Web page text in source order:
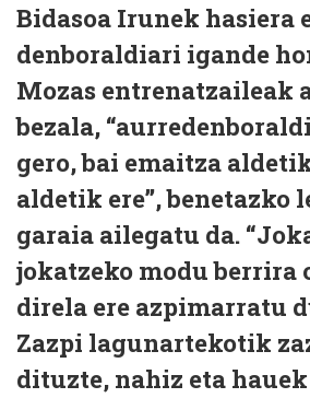
Bidasoa Irunek hasiera
denboraldiari igande
Mozas entrenatzaileak
bezala,
gero, bai emaitza
aldetik ere”, benetazko
garaia ailegatu da.
jokatzeko modu berrira
direla ere azpimarratu
Zazpi lagunartekotik
dituzte, nahiz eta